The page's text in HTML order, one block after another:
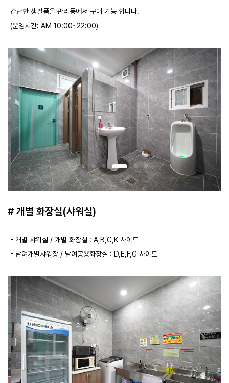
간단한 생필품을 관리동에서 구매 가능 합니다.
(운영시간: AM 10:00~22:00)
# 개별 화장실(샤워실)
- 개별 샤워실 / 개별 화장실 : A,B,C,K 사이트
- 남여개별샤워장 / 남여공용화장실 : D,E,F,G 사이트